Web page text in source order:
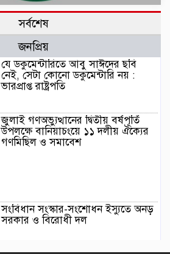
সর্বশেষ
জনপ্রিয়
যে ডকুমেন্টারিতে আবু সাঈদের ছবি
নেই, সেটা কোনো ডকুমেন্টারি নয় :
ভারপ্রাপ্ত রাষ্ট্রপতি
জুলাই গণঅভ্যুত্থানের দ্বিতীয় বর্ষপূর্তি
উপলক্ষে বানিয়াচংয়ে ১১ দলীয় ঐক্যের
গণমিছিল ও সমাবেশ
সংবিধান সংস্কার-সংশোধন ইস্যুতে অনড়
সরকার ও বিরোধী দল